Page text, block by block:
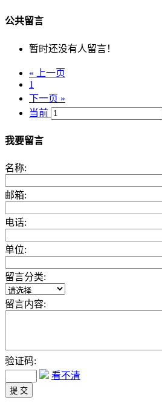
公共留言
暂时还没有人留言！
« 上一页
1
下一页 »
当前
我要留言
名称:
邮箱:
电话:
单位:
留言分类:
留言内容:
验证码:
看不清